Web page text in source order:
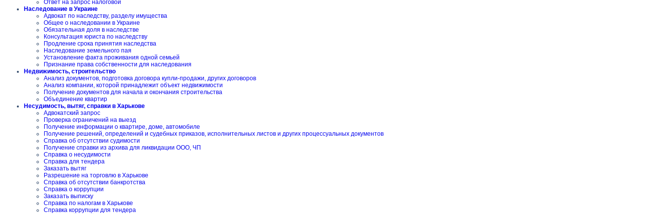
Ответ на запрос налоговой
Наследование в Украине
Адвокат по наследству, разделу имущества
Общее о наследовании в Украине
Обязательная доля в наследстве
Консультация юриста по наследству
Продление срока принятия наследства
Наследование земельного пая
Установление факта проживания одной семьей
Признание права собственности для наследования
Недвижимость, строительство
Анализ документов, подготовка договора купли-продажи, других договоров
Анализ компании, которой принадлежит объект недвижимости
Получение документов для начала и окончания строительства
Объединение квартир
Несудимость, вытяг, справки в Харькове
Адвокатский запрос
Проверка ограничений на выезд
Получение информации о квартире, доме, автомобиле
Получение решений, определений и судебных приказов, исполнительных листов и других процессуальных документов
Справка об отсутствии судимости
Получение справки из архива для ликвидации ООО, ЧП
Справка о несудимости
Справка для тендера
Заказать вытяг
Разрешение на торговлю в Харькове
Справка об отсутствии банкротства
Справка о коррупции
Заказать выписку
Справка по налогам в Харькове
Справка коррупции для тендера